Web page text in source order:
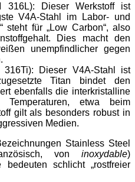
316L): Dieser Werkstoff ist
V4A-Stahl im Labor- und
steht für „Low Carbon“, also
Dies macht den
unempfindlicher gegen
316Ti): Dieser V4A-Stahl ist
Titan bindet den
ebenfalls die interkristalline
etwa beim
gilt als besonders robust in
Medien.
Stainless Steel
von inoxydable)
schlicht „rostfreier